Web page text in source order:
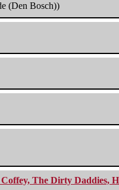
(Den Bosch))
The Dirty Daddies,